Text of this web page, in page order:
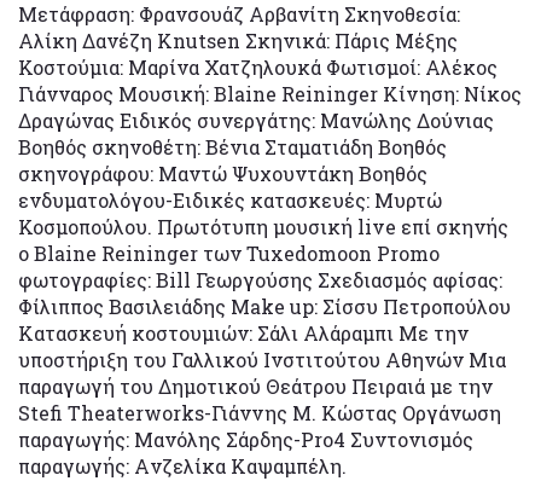
Μετάφραση: Φρανσουάζ Αρβανίτη Σκηνοθεσία:
Αλίκη Δανέζη Knutsen Σκηνικά: Πάρις Μέξης
Κοστούμια: Μαρίνα Χατζηλουκά Φωτισμοί: Αλέκος
Γιάνναρος Μουσική: Blaine Reininger Κίνηση: Νίκος
Δραγώνας Ειδικός συνεργάτης: Μανώλης Δούνιας
Βοηθός σκηνοθέτη: Βένια Σταματιάδη Βοηθός
σκηνογράφου: Μαντώ Ψυχουντάκη Βοηθός
ενδυματολόγου-Eιδικές κατασκευές: Μυρτώ
Κοσμοπούλου. Πρωτότυπη μουσική live επί σκηνής
ο Blaine Reininger των Tuxedomoon Promo
φωτογραφίες: Bill Γεωργούσης Σχεδιασμός αφίσας:
Φίλιππος Βασιλειάδης Make up: Σίσσυ Πετροπούλου
Κατασκευή κοστουμιών: Σάλι Αλάραμπι Mε την
υποστήριξη του Γαλλικού Ινστιτούτου Αθηνών Μια
παραγωγή του Δημοτικού Θεάτρου Πειραιά με την
Stefi Theaterworks-Γιάννης Μ. Κώστας Οργάνωση
παραγωγής: Μανόλης Σάρδης-Pro4 Συντονισμός
παραγωγής: Aνζελίκα Καψαμπέλη.